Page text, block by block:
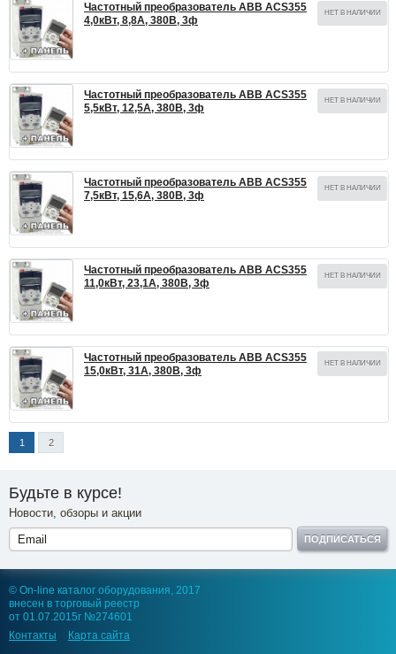
Частотный преобразователь ABB ACS355
4,0кВт, 8,8А, 380В, 3ф
НЕТ В НАЛИЧИИ
Частотный преобразователь ABB ACS355
5,5кВт, 12,5А, 380В, 3ф
НЕТ В НАЛИЧИИ
Частотный преобразователь ABB ACS355
7,5кВт, 15,6А, 380В, 3ф
НЕТ В НАЛИЧИИ
Частотный преобразователь ABB ACS355
11,0кВт, 23,1А, 380В, 3ф
НЕТ В НАЛИЧИИ
Частотный преобразователь ABB ACS355
15,0кВт, 31А, 380В, 3ф
НЕТ В НАЛИЧИИ
1 2
Будьте в курсе!
Новости, обзоры и акции
ПОДПИСАТЬСЯ
© On-line каталог оборудования, 2017
внесен в торговый реестр
от 01.07.2015г №274601
Контакты
Карта сайта